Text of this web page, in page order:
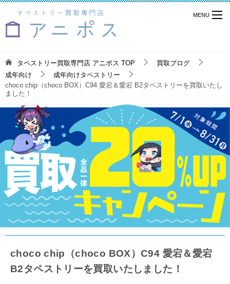
タペストリー買取専門店 アニポス TOP
買取ブログ
成年向け
成年向けタペストリー
choco chip（choco BOX）C94 愛宕＆愛宕 B2タペストリーを買取いたし
ました！
choco chip（choco BOX）C94 愛宕＆愛宕
B2タペストリーを買取いたしました！